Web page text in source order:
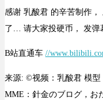
感谢 乳酸君 的辛苦制作
了… 请大家投硬币， 发弹
B站直通车 //
来源: ©视频：乳酸君 模型
MME：針金のブログ，お